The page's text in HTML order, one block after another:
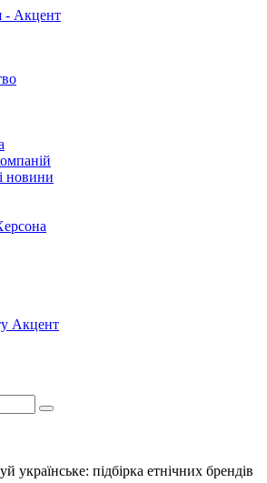
новини
Акцент
українське: підбірка етнічних брендів